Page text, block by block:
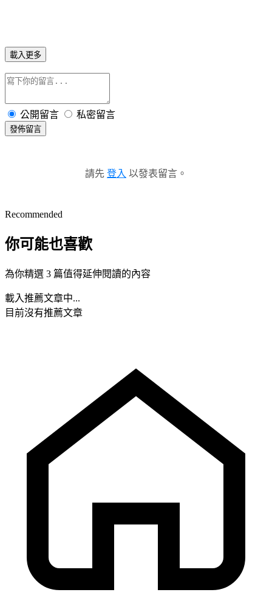
載入更多
公開留言 私密留言
發佈留言
請先 登入 以發表留言。
Recommended
你可能也喜歡
為你精選 3 篇值得延伸閱讀的內容
載入推薦文章中...
目前沒有推薦文章